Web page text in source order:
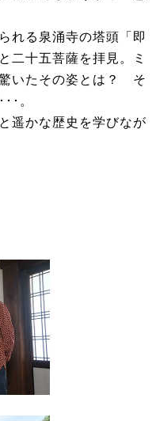
れる泉涌寺の塔頭「即
二十五菩薩を拝見。ミ
いたその姿とは？ そ
･。
遥かな歴史を学びなが